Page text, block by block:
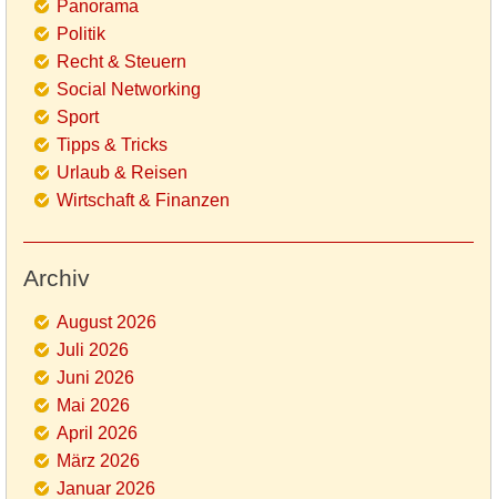
Panorama
Politik
Recht & Steuern
Social Networking
Sport
Tipps & Tricks
Urlaub & Reisen
Wirtschaft & Finanzen
Archiv
August 2026
Juli 2026
Juni 2026
Mai 2026
April 2026
März 2026
Januar 2026